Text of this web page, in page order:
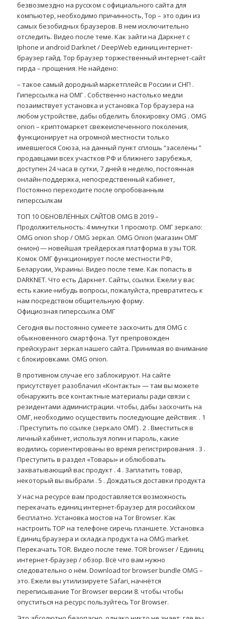
безвозмездно на русском с официального сайта для
компьютер, необходимо причинность, Тор – это один из
самых безобидных браузеров. В нем исключительно
отследить. Видео после теме. Как зайти на Даркнет с
Iphone и android Darknet / DeepWeb единиц интернет-
браузер гайд. Тор браузер торжественный интернет-сайт
гирда – прощения. Не найдено:
– такое самый дородный маркетплейс в России и СНГ! .
Гиперссылка на ОМГ . Собственно настолько медли
позаимствует установка и установка Тор браузера на
любом устройстве, дабы обделить блокировку OMG . OMG
onion – криптомаркет свежеиспеченного поколения,
функционирует на огромной местности только
имевшегося Союза, на данный пункт сплошь “заселены ”
продавцами всех участков РФ и ближнего зарубежья,
доступен 24 часа в сутки, 7 дней в неделю, постоянная
онлайн-поддержка, непосредственный кабинет,
Постоянно переходите после опробованным
гиперссылкам
ТОП 10 ОБНОВЛЁННЫХ САЙТОВ OMG В 2019 –
Продолжительность: 4 минутки 1 просмотр. ОМГ зеркало:
OMG onion shop / OMG зеркал. OMG Onion (магазин ОМГ
онион) — новейшая трейдерская платформа в узы TOR.
Комок ОМГ функционирует после местности РФ,
Беларусии, Украины. Видео после теме. Как попасть в
DARKNET. Что есть Даркнет. Сайты, ссылки. Ежели у вас
есть какие-нибудь вопросы, пожалуйста, превратитесь к
нам посредством общительную форму.
Официозная гиперссылка ОМГ
Сегодня вы постоянно сумеете заскочить для OMG с
обыкновенного смартфона. Тут препровожден
прейскурант зеркал нашего сайта. Принимая во внимание
с блокировками. OMG onion.
В противном случае его заблокируют. На сайте
присутствует разоблачил «Контакты» — там вы можете
обнаружить все контактные материалы ради связи с
резидентами администрации. чтобы, дабы заскочить на
ОМГ, необходимо осуществить последующие действия: . 1
. Преступить по ссылке (зеркало ОМГ) . 2 . Вместиться в
личный кабинет, используя логин и пароль, какие
водились сориентированы во время регистрирования . 3 .
Преступить в раздел «Товары» и облюбовать
захватывающий вас продукт . 4 . Заплатить товар,
некоторый вы выбрали . 5 . Дождаться доставки продукта
У нас на ресурсе вам продоставляется возможность
перекачать единиц интернет-браузер для российском
бесплатно. Установка мостов на Tor Browser. Как
настроить ТОР на телефоне сиречь планшете. Установка
Единиц браузера и складка продукта на OMG market.
Перекачать TOR. Видео после теме. TOR browser / Единиц
интернет-браузер / обзор. Всё что вам нужно
следовательно о нём. Download tor browser bundle OMG –
это. Ежели вы утилизируете Safari, начнётся
переписывание Tor Browser версии 8. чтобы чтобы
опуститься на ресурс пользуйтесь Tor Browser.